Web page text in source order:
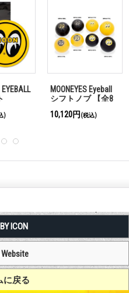
EYEBALL
)
MOONEYES Eyeball
シフトノブ 【全8
けます】
10,120円 (税込)
ICON
戻る